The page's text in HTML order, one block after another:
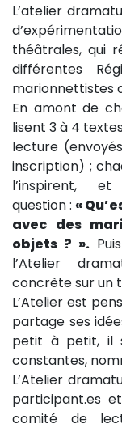
L’atelier
théâtrales, qui
différentes
marionnettistes
En amont de
lisent 3 à 4
lecture
inscription) ;
l’inspirent,
question : «
avec des
objets ? ».
l’Atelier
concrète sur un
L’Atelier est
partage ses
petit à petit, il
constantes,
L’Atelier
participant.es
comité de